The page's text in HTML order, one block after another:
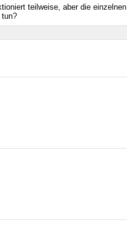
teilweise, aber die einzelnen
tun?